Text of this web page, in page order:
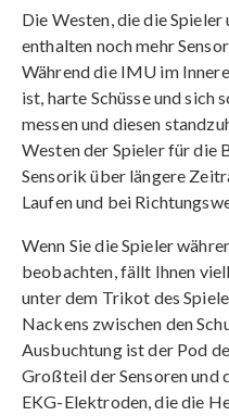
Die Westen, die die
enthalten noch mehr
Während die IMU im
ist, harte Schüsse und sich
messen und diesen
Westen der Spieler für die
Sensorik über längere
Laufen und bei
Wenn Sie die Spieler
beobachten, fällt Ihnen
unter dem Trikot des
Nackens zwischen den
Ausbuchtung ist der Pod
Großteil der Sensoren
EKG-Elektroden, die die